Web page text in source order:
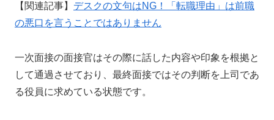
【関連記事】 デスクの文句はNG！「転職理由」は前職
の悪口を言うことではありません
一次面接の面接官はその際に話した内容や印象を根拠と
して通過させており、最終面接ではその判断を上司であ
る役員に求めている状態です。